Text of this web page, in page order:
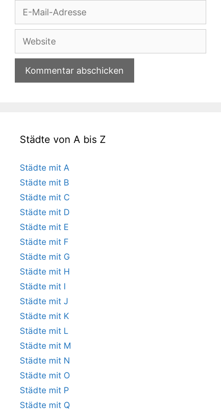
Adresse
Website
Städte von A bis Z
Städte mit A
Städte mit B
Städte mit C
Städte mit D
Städte mit E
Städte mit F
Städte mit G
Städte mit H
Städte mit I
Städte mit J
Städte mit K
Städte mit L
Städte mit M
Städte mit N
Städte mit O
Städte mit P
Städte mit Q